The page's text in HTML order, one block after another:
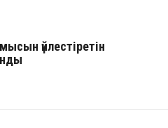
үйлестіретін